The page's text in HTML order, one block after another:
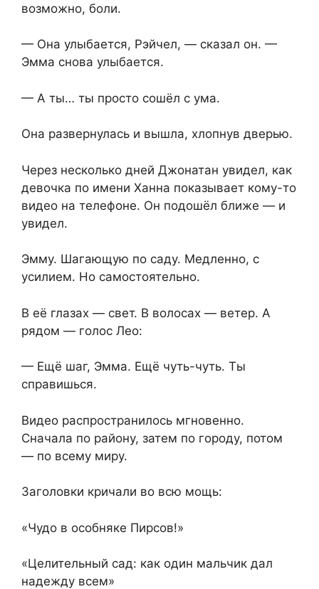
возможно, боли.
— Она улыбается, Рэйчел, — сказал он. —
Эмма снова улыбается.
— А ты… ты просто сошёл с ума.
Она развернулась и вышла, хлопнув дверью.
Через несколько дней Джонатан увидел, как
девочка по имени Ханна показывает кому-то
видео на телефоне. Он подошёл ближе — и
увидел.
Эмму. Шагающую по саду. Медленно, с
усилием. Но самостоятельно.
В её глазах — свет. В волосах — ветер. А
рядом — голос Лео:
— Ещё шаг, Эмма. Ещё чуть-чуть. Ты
справишься.
Видео распространилось мгновенно.
Сначала по району, затем по городу, потом
— по всему миру.
Заголовки кричали во всю мощь:
«Чудо в особняке Пирсов!»
«Целительный сад: как один мальчик дал
надежду всем»